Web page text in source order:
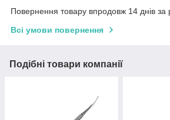
Повернення товару впродовж 14 днів за
Всі умови повернення
Подібні товари компанії